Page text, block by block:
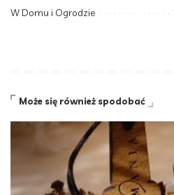
W Domu i Ogrodzie
Może się również spodobać